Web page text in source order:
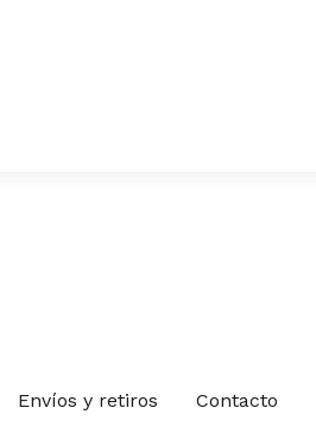
Envíos y retiros Contacto